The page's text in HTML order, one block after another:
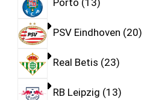
Porto 13
PSV Eindhoven 20
Real Betis 23
RB Leipzig 13